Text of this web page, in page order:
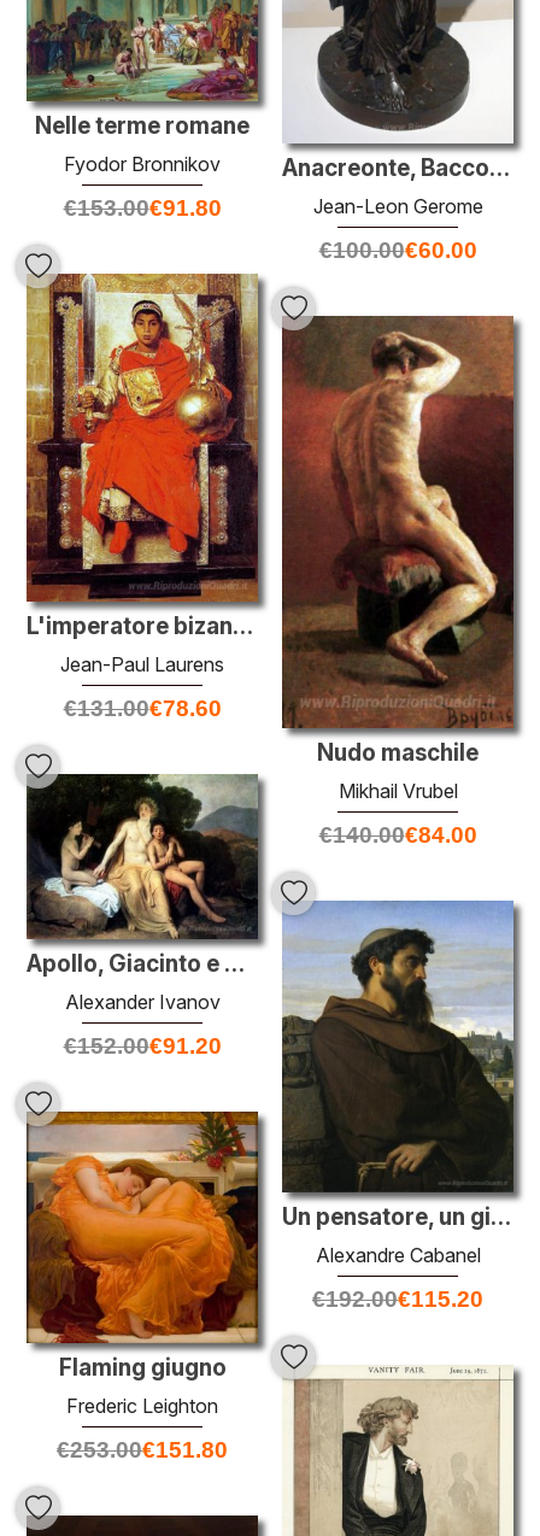
Anacreonte, Bacco e Amore
Jean-Leon Gerome
€100.00€60.00
Nelle terme romane
Fyodor Bronnikov
€153.00€91.80
L'imperatore bizantino Onorio
Jean-Paul Laurens
€131.00€78.60
Nudo maschile
Mikhail Vrubel
€140.00€84.00
Apollo, Giacinto e Cypari cantare e suonare
Alexander Ivanov
€152.00€91.20
Un pensatore, un giovane monaco Romano
Alexandre Cabanel
€192.00€115.20
Flaming giugno
Frederic Leighton
€253.00€151.80